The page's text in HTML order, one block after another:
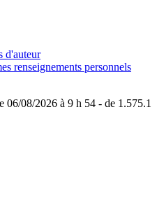
d'auteur
renseignements personnels
08/2026 à 9 h 54 - de 1.575.1